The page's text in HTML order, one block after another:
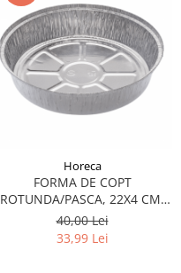
Horeca
FORMA DE COPT
ROTUNDA/PASCA, 22X4 CM,
50BUC/SET
40,00 Lei
33,99 Lei